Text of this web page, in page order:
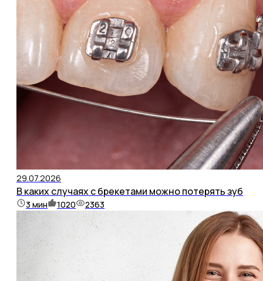
29.07.2026
В каких случаях с брекетами можно потерять зуб
3 мин 1020 2363